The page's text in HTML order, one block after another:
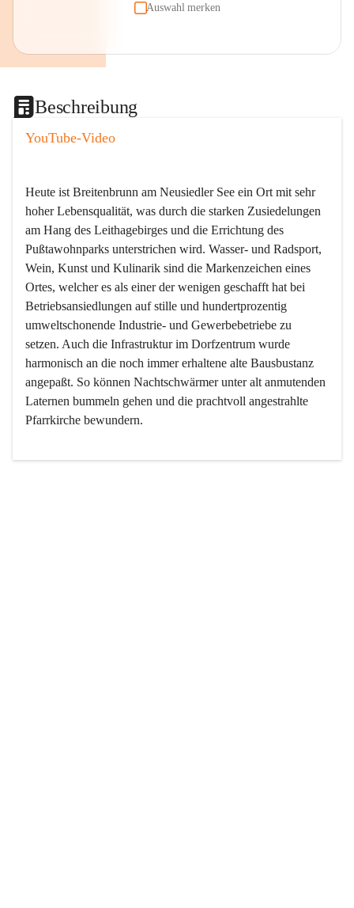
Auswahl merken
Beschreibung
YouTube-Video
Heute ist Breitenbrunn am Neusiedler See ein Ort mit sehr
hoher Lebensqualität, was durch die starken Zusiedelungen
am Hang des Leithagebirges und die Errichtung des
Pußtawohnparks unterstrichen wird. Wasser- und Radsport,
Wein, Kunst und Kulinarik sind die Markenzeichen eines
Ortes, welcher es als einer der wenigen geschafft hat bei
Betriebsansiedlungen auf stille und hundertprozentig
umweltschonende Industrie- und Gewerbebetriebe zu
setzen. Auch die Infrastruktur im Dorfzentrum wurde
harmonisch an die noch immer erhaltene alte Bausbustanz
angepaßt. So können Nachtschwärmer unter alt anmutenden
Laternen bummeln gehen und die prachtvoll angestrahlte
Pfarrkirche bewundern.
Der Weinbau dominert heute nicht mehr, ist aber integrativer